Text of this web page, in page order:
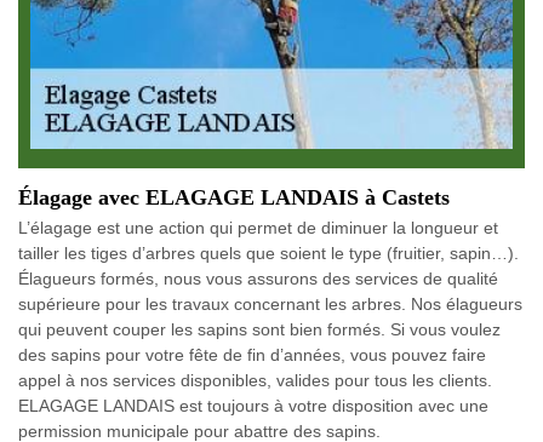
Élagage avec ELAGAGE LANDAIS à Castets
L’élagage est une action qui permet de diminuer la longueur et
tailler les tiges d’arbres quels que soient le type (fruitier, sapin…).
Élagueurs formés, nous vous assurons des services de qualité
supérieure pour les travaux concernant les arbres. Nos élagueurs
qui peuvent couper les sapins sont bien formés. Si vous voulez
des sapins pour votre fête de fin d’années, vous pouvez faire
appel à nos services disponibles, valides pour tous les clients.
ELAGAGE LANDAIS est toujours à votre disposition avec une
permission municipale pour abattre des sapins.